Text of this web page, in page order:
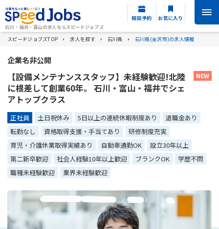
石川・福井・富山の求人ならスピードジョブズ
相談予約 お気に入り
スピードジョブズTOP 求人を探す 石川県 石川県(金沢市)の求人情報
【設備メンテナンススタッフ】未経験歓迎!北陸
に根差して創業60年。 石川・富山・福井でシェ
アトップクラス
企業名非公開
正社員 土日祝休み 5日以上の連続休暇制度あり
退職金あり
転勤なし
資格取得支援・手当てあり
研修制度充実
育児・介護休業取得実績あり
自動車通勤OK
設立30年以上
第二新卒歓迎
社会人経験10年以上歓迎 ブランクOK
学歴不問
職種未経験歓迎
業界未経験歓迎